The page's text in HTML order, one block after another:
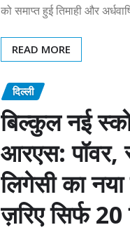
को समाप्त हुई तिमाही और
READ MORE
दिल्ली
बिल्कुल नई
आरएस: पॉवर,
लिगेसी का
ज़रिए सिर्फ